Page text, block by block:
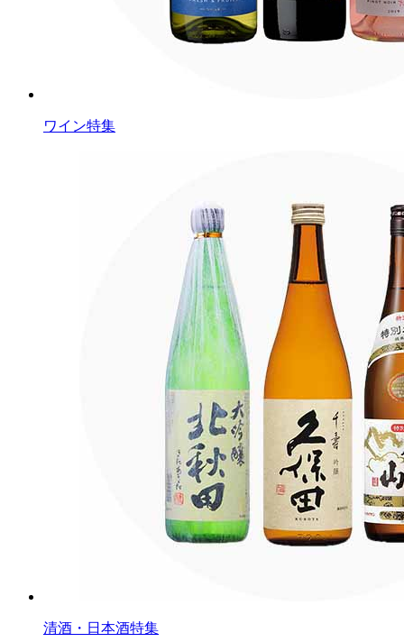
ワイン特集
清酒・日本酒特集